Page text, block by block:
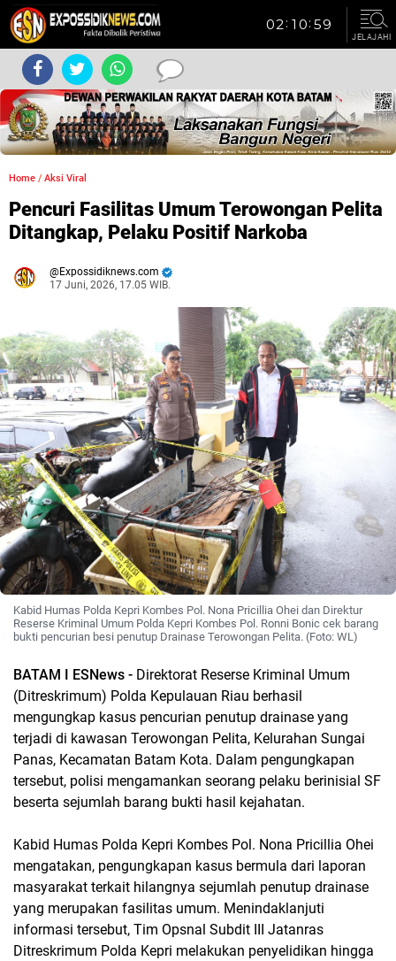
JELAJAHI
Home / Aksi Viral
Pencuri Fasilitas Umum Terowongan Pelita
Ditangkap, Pelaku Positif Narkoba
Expossidiknews.com
17 Juni, 2026, 17.05 WIB.
Kabid Humas Polda Kepri Kombes Pol. Nona Pricillia Ohei dan Direktur
Reserse Kriminal Umum Polda Kepri Kombes Pol. Ronni Bonic cek barang
bukti pencurian besi penutup Drainase Terowongan Pelita. (Foto: WL)
BATAM I ESNews - Direktorat Reserse Kriminal Umum
(Ditreskrimum) Polda Kepulauan Riau berhasil
mengungkap kasus pencurian penutup drainase yang
terjadi di kawasan Terowongan Pelita, Kelurahan Sungai
Panas, Kecamatan Batam Kota. Dalam pengungkapan
tersebut, polisi mengamankan seorang pelaku berinisial SF
beserta sejumlah barang bukti hasil kejahatan.
Kabid Humas Polda Kepri Kombes Pol. Nona Pricillia Ohei
mengatakan, pengungkapan kasus bermula dari laporan
masyarakat terkait hilangnya sejumlah penutup drainase
yang merupakan fasilitas umum. Menindaklanjuti
informasi tersebut, Tim Opsnal Subdit III Jatanras
Ditreskrimum Polda Kepri melakukan penyelidikan hingga